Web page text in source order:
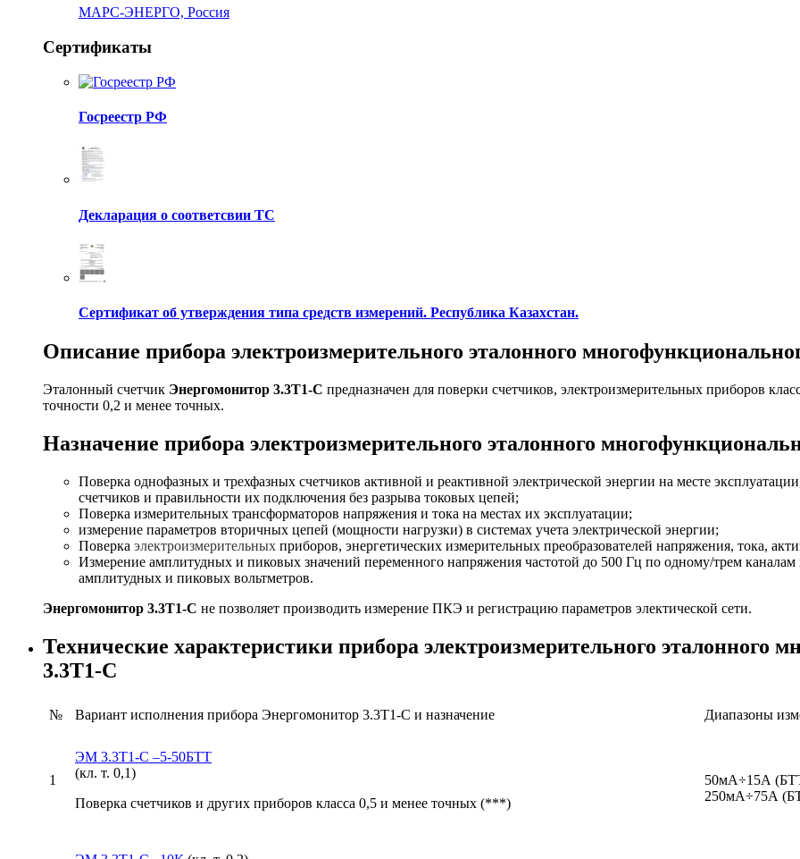
МАРС-ЭНЕРГО, Россия
Сертификаты
Госреестр РФ
Декларация о соответсвии ТС
Сертификат об утверждения типа средств измерений. Республика Казахстан.
Описание прибора электроизмерительного эталонного
Эталонный счетчик Энергомонитор 3.3T1-C предназначен для поверки счетчиков, электроизмерительных приборов
точности 0,2 и менее точных.
Назначение прибора электроизмерительного эталонного
Поверка однофазных и трехфазных счетчиков активной и реактивной электрической энергии на месте
счетчиков и правильности их подключения без разрыва токовых цепей;
Поверка измерительных трансформаторов напряжения и тока на местах их эксплуатации;
измерение параметров вторичных цепей (мощности нагрузки) в системах учета электрической энергии;
Поверка электроизмерительных приборов, энергетических измерительных преобразователей напряжения, тока,
Измерение амплитудных и пиковых значений переменного напряжения частотой до 500 Гц по одному/трем каналам
амплитудных и пиковых вольтметров.
Энергомонитор 3.3T1-C не позволяет производить измерение ПКЭ и регистрацию параметров электической сети.
Технические характеристики прибора электроизмерительного эталонного
3.3T1-C
№ Вариант исполнения прибора Энергомонитор 3.3Т1-С и назначение Диапазоны
1
ЭМ 3.3Т1-С –5-50БТТ
(кл. т. 0,1)
Поверка счетчиков и других приборов класса 0,5 и менее точных (***)
50мА÷15А
250мА÷75А